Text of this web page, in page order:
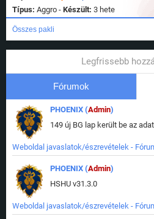
Típus: Aggro - Készült: 3 hete
Összes pakli
Legfrissebb
Fórumok
PHOENIX (Admin)
Weboldal javaslatok/észrevételek -
PHOENIX (Admin)
HSHU v31.3.0
Weboldal javaslatok/észrevételek -